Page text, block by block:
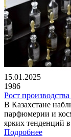
15.01.2025
1986
Рост
В Казахстане
парфюмерии и
ярких тенденций в
Подробнее